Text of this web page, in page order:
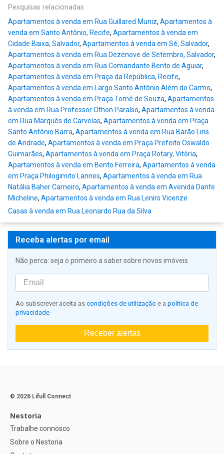
Pesquisas relacionadas
Apartamentos à venda em Rua Guillared Muniz, Apartamentos à
venda em Santo Antônio, Recife, Apartamentos à venda em
Cidade Baixa, Salvador, Apartamentos à venda em Sé, Salvador,
Apartamentos à venda em Rua Dezenove de Setembro, Salvador,
Apartamentos à venda em Rua Comandante Bento de Aguiar,
Apartamentos à venda em Praça da República, Recife,
Apartamentos à venda em Largo Santo Antônio Além do Carmo,
Apartamentos à venda em Praça Tomé de Souza, Apartamentos
à venda em Rua Professor Othon Paraíso, Apartamentos à venda
em Rua Marquês de Carvelas, Apartamentos à venda em Praça
Santo Antônio Barra, Apartamentos à venda em Rua Barão Lins
de Andrade, Apartamentos à venda em Praça Prefeito Oswaldo
Guimarães, Apartamentos à venda em Praça Rotary, Vitória,
Apartamentos à venda em Bento Ferreira, Apartamentos à venda
em Praça Philogimito Lannes, Apartamentos à venda em Rua
Natália Baher Carneiro, Apartamentos à venda em Avenida Dante
Micheline, Apartamentos à venda em Rua Lenirs Vicenze
Casas à venda em Rua Leonardo Rua da Silva
Receba alertas por email
Não perca: seja o primeiro a saber sobre novos imóveis
Ao subscrever aceita as condições de utilização e a política de
privacidade
Receber alertas
© 2026 Lifull Connect
Nestoria
Trabalhe connosco
Sobre o Nestoria